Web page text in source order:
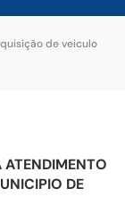
de veiculo
DE